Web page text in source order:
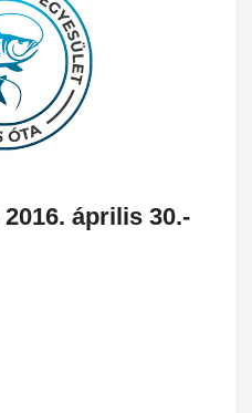
április 30.-